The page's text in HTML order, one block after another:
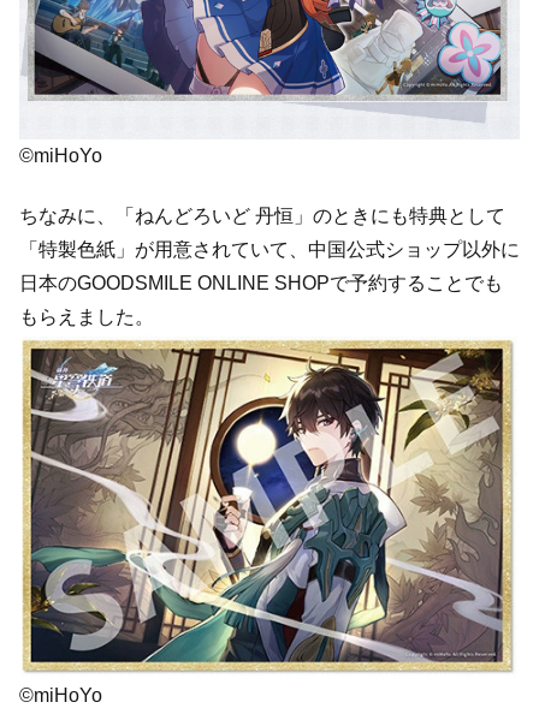
©miHoYo
ちなみに、「ねんどろいど 丹恒」のときにも特典として
「特製色紙」が用意されていて、中国公式ショップ以外に
日本のGOODSMILE ONLINE SHOPで予約することでも
もらえました。
©miHoYo